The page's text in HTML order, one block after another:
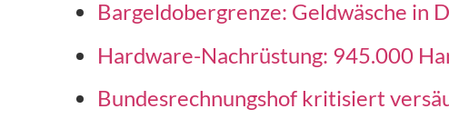
Bargeldobergrenze: Geldwäsche in
Hardware-Nachrüstung: 945.000
Bundesrechnungshof kritisiert